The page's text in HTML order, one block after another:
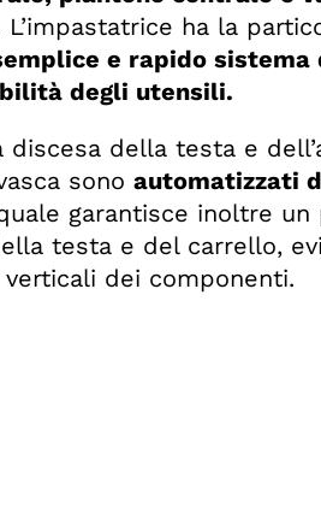
L’impastatrice ha la
e rapido sistema
degli utensili.
discesa della testa e
sono automatizzati
garantisce inoltre
testa e del carrello,
dei componenti.